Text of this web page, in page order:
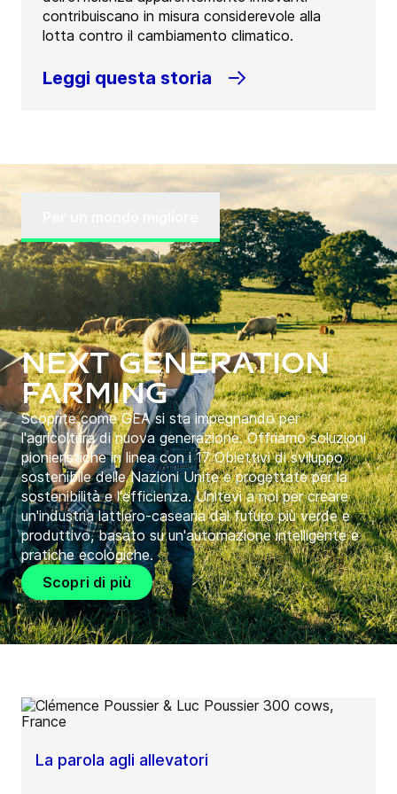
contribuiscano in misura considerevole alla
lotta contro il cambiamento climatico.
Leggi questa storia
Next Generation
Farming
Scoprite come GEA si sta impegnando per
l'agricoltura di nuova generazione. Offriamo soluzioni
pionieristiche in linea con i 17 Obiettivi di sviluppo
sostenibile delle Nazioni Unite e progettate per la
sostenibilità e l'efficienza. Unitevi a noi per creare
un'industria lattiero-casearia dal futuro più verde e
produttivo, basato su un'automazione intelligente e
pratiche ecologiche.
Scopri di più
La parola agli allevatori